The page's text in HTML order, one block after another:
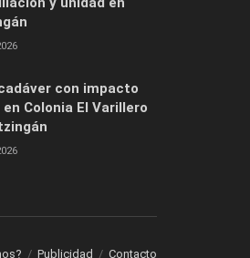
con impacto
en Colonia El Varillero
Publicidad Contacto